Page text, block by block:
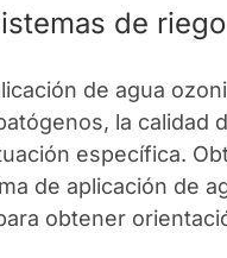
de
de agua
la calidad
específica.
de aplicación de
obtener